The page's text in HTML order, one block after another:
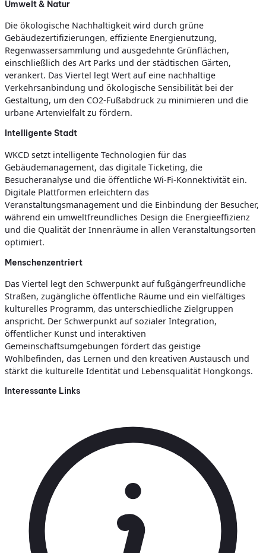
Umwelt & Natur
Die ökologische Nachhaltigkeit wird durch grüne
Gebäudezertifizierungen, effiziente Energienutzung,
Regenwassersammlung und ausgedehnte Grünflächen,
einschließlich des Art Parks und der städtischen Gärten,
verankert. Das Viertel legt Wert auf eine nachhaltige
Verkehrsanbindung und ökologische Sensibilität bei der
Gestaltung, um den CO2-Fußabdruck zu minimieren und die
urbane Artenvielfalt zu fördern.
Intelligente Stadt
WKCD setzt intelligente Technologien für das
Gebäudemanagement, das digitale Ticketing, die
Besucheranalyse und die öffentliche Wi-Fi-Konnektivität ein.
Digitale Plattformen erleichtern das
Veranstaltungsmanagement und die Einbindung der Besucher,
während ein umweltfreundliches Design die Energieeffizienz
und die Qualität der Innenräume in allen Veranstaltungsorten
optimiert.
Menschenzentriert
Das Viertel legt den Schwerpunkt auf fußgängerfreundliche
Straßen, zugängliche öffentliche Räume und ein vielfältiges
kulturelles Programm, das unterschiedliche Zielgruppen
anspricht. Der Schwerpunkt auf sozialer Integration,
öffentlicher Kunst und interaktiven
Gemeinschaftsumgebungen fördert das geistige
Wohlbefinden, das Lernen und den kreativen Austausch und
stärkt die kulturelle Identität und Lebensqualität Hongkongs.
Interessante Links